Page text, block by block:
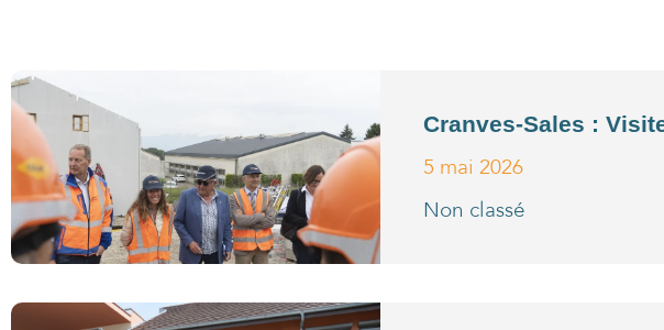
Cranves-Sales :
5 mai 2026
Non classé